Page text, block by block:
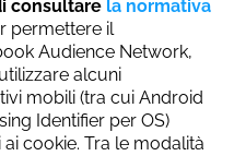
consultare la normativa
permettere il
Audience Network,
alcuni
mobili (tra cui Android
Identifier per OS)
cookie. Tra le modalità